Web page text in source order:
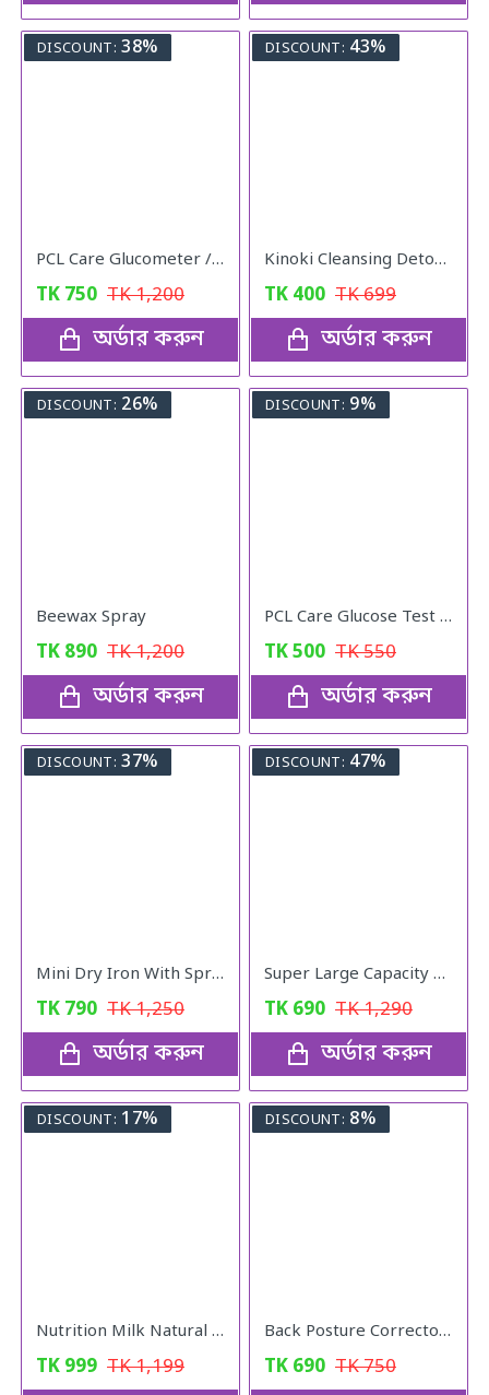
DISCOUNT: 38%
PCL Care Glucometer / Diabetics machine
TK 750 TK1,200
অর্ডার করুন
DISCOUNT: 43%
Kinoki Cleansing Detox Foot Pad
TK 400 TK699
অর্ডার করুন
DISCOUNT: 26%
Beewax Spray
TK 890 TK1,200
অর্ডার করুন
DISCOUNT: 9%
PCL Care Glucose Test Vial Strips 50pcs
TK500 TK550
অর্ডার করুন
DISCOUNT: 37%
Mini Dry Iron With Spray
TK 790 TK1,250
অর্ডার করুন
DISCOUNT: 47%
Super Large Capacity Folding Travel Bag (Red Color)
TK 690 TK1,290
অর্ডার করুন
DISCOUNT: 17%
Nutrition Milk Natural Weight Gain Formula
TK 999 TK1,199
DISCOUNT: 8%
Back Posture Corrector Belt
TK 690 TK750